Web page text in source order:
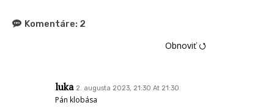
Komentáre: 2
Obnoviť ⭯
luka 2. augusta 2023, 21:30 At 21:30
Pán klobása